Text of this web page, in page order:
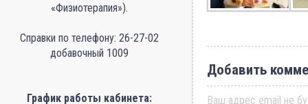
«Физиотерапия»).
Справки по телефону: 26-27-02
добавочный 1009
График работы кабинета:
Добавить
Ваш адрес email не